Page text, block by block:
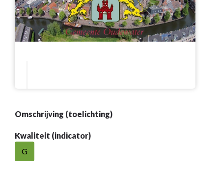
Omschrijving (toelichting)
Kwaliteit (indicator)
G